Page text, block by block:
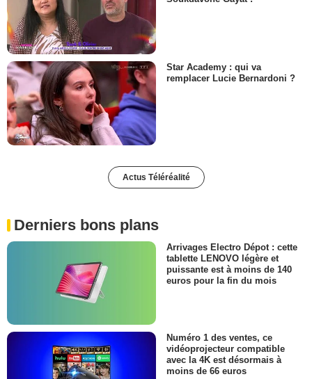
Star Academy : qui va
remplacer Lucie Bernardoni ?
Actus Téléréalité
Derniers bons plans
Arrivages Electro Dépot : cette
tablette LENOVO légère et
puissante est à moins de 140
euros pour la fin du mois
Numéro 1 des ventes, ce
vidéoprojecteur compatible
avec la 4K est désormais à
moins de 66 euros